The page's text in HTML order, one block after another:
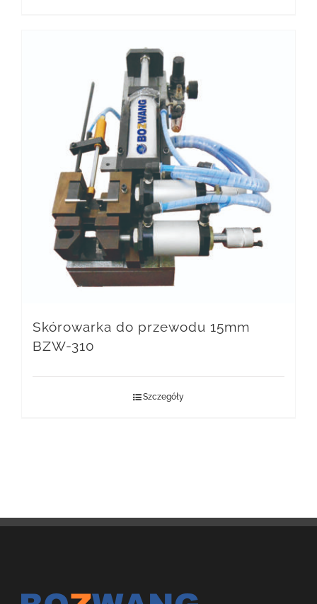
Skórowarka do przewodu 15mm
BZW-310
Szczegóły